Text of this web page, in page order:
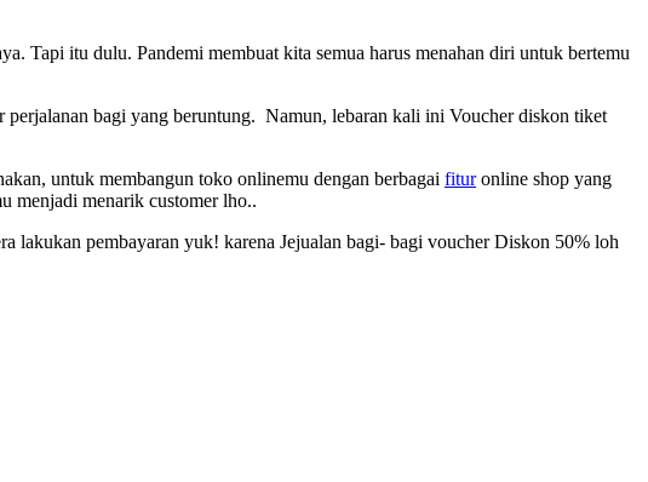
Tapi itu dulu. Pandemi membuat kita semua harus menahan diri untuk bertemu
perjalanan bagi yang beruntung. Namun, lebaran kali ini Voucher diskon tiket
untuk membangun toko onlinemu dengan berbagai fituronline shop yang
menjadi menarik customer lho..
lakukan pembayaran yuk! karena Jejualan bagi- bagi voucher Diskon 50% loh